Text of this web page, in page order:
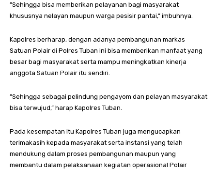
”Sehingga bisa memberikan pelayanan bagi masyarakat
khususnya nelayan maupun warga pesisir pantai,” imbuhnya.
Kapolres berharap, dengan adanya pembangunan markas
Satuan Polair di Polres Tuban ini bisa memberikan manfaat yang
besar bagi masyarakat serta mampu meningkatkan kinerja
anggota Satuan Polair itu sendiri.
”Sehingga sebagai pelindung pengayom dan pelayan masyarakat
bisa terwujud,” harap Kapolres Tuban.
Pada kesempatan itu Kapolres Tuban juga mengucapkan
terimakasih kepada masyarakat serta instansi yang telah
mendukung dalam proses pembangunan maupun yang
membantu dalam pelaksanaan kegiatan operasional Polair